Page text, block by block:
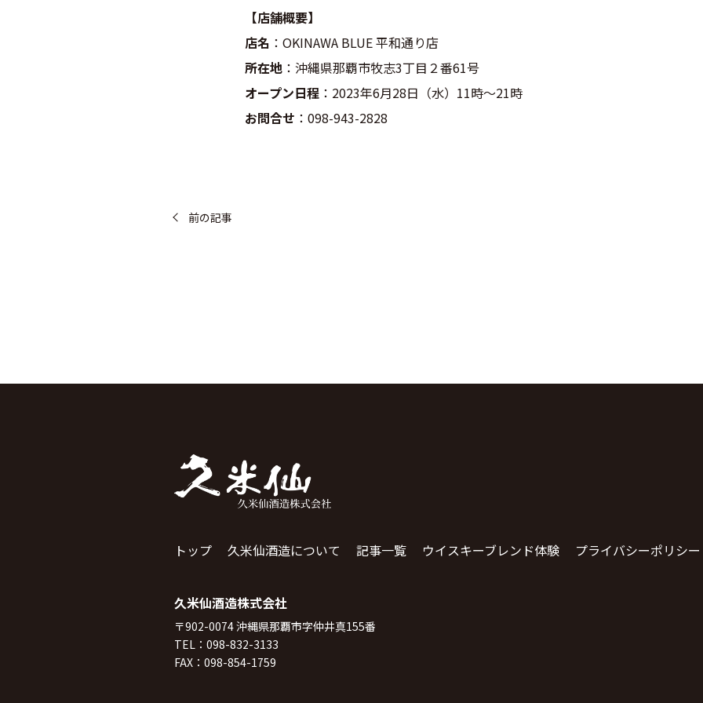
【店舗概要】
店名 ：OKINAWA BLUE 平和通り店
所在地 ：沖縄県那覇市牧志3丁目２番61号
オープン日程 ：2023年6月28日（水）11時～21時
お問合せ ：098-943-2828
前の記事
トップ 久米仙酒造について 記事一覧 ウイスキーブレンド体験 プライバシーポリシー
久米仙酒造株式会社
〒902-0074 沖縄県那覇市字仲井真155番
TEL： 098-832-3133
FAX：098-854-1759